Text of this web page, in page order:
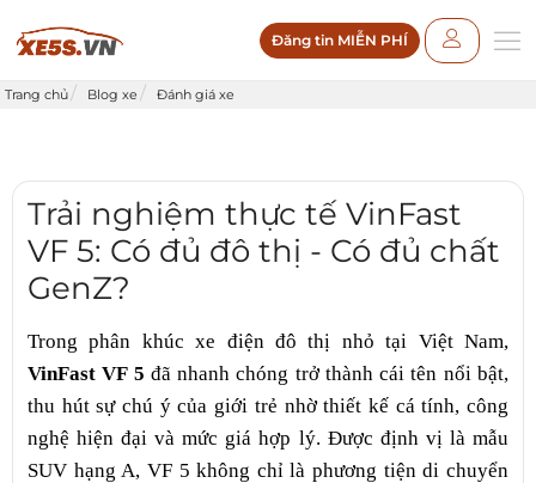
Đăng tin MIỄN PHÍ
Trang chủ Blog xe Đánh giá xe
Trải nghiệm thực tế VinFast
VF 5: Có đủ đô thị - Có đủ chất
GenZ?
Trong phân khúc xe điện đô thị nhỏ tại Việt Nam,
VinFast VF 5 đã nhanh chóng trở thành cái tên nổi bật,
thu hút sự chú ý của giới trẻ nhờ thiết kế cá tính, công
nghệ hiện đại và mức giá hợp lý. Được định vị là mẫu
SUV hạng A, VF 5 không chỉ là phương tiện di chuyển